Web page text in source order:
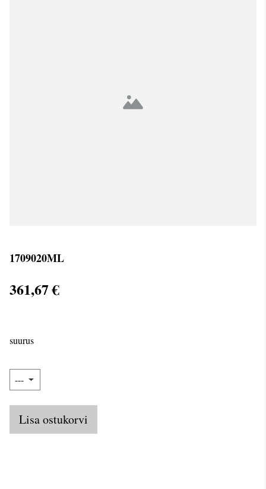
1709020ML
361,67 €
suurus
Lisa ostukorvi